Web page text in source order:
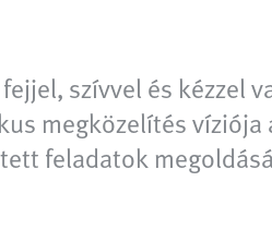
szívvel és kézzel
megközelítés
feladatok